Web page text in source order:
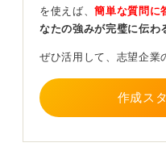
するためにこのように心
添えると効果的だと言え
うな成果が得られたのか
で、あなたの「努力家
るのです。
を使えば、簡単な質問に
なたの強みが完璧に伝わ
ぜひ活用して、志望企業
作成ス